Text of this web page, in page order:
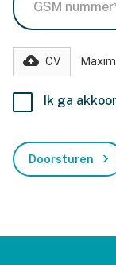
CV
Ik ga